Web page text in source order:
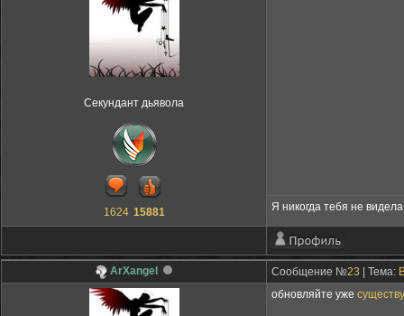
Секундант дьявола
1624 15881 Я никогда тебя не
ArXangel Сообщение №23 | Тема:
обновляйте уже